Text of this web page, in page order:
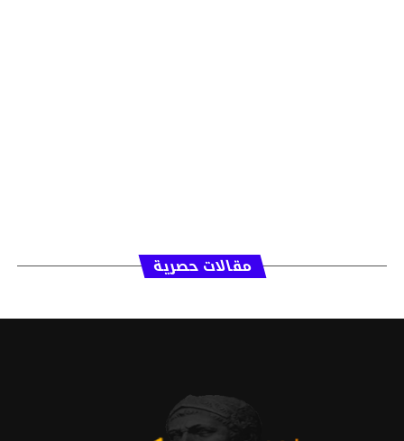
مقالات حصرية